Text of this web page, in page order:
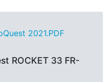
2021.PDF
ROCKET 33 FR-